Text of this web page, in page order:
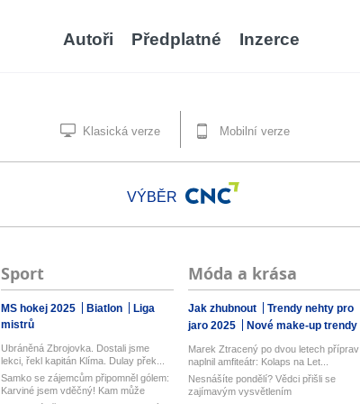
Autoři Předplatné Inzerce
Klasická verze Mobilní verze
VÝBĚR
Sport
MS hokej 2025 Biatlon
Liga
mistrů
Ubráněná Zbrojovka. Dostali jsme
lekci, řekl kapitán Klíma. Dulay přek...
Samko se zájemcům připomněl gólem:
Karviné jsem vděčný! Kam může
Móda a krása
Jak zhubnout
Trendy nehty pro
jaro 2025
Nové make-up trendy
Marek Ztracený po dvou letech příprav
naplnil amfiteátr: Kolaps na Let...
Nesnášíte pondělí? Vědci přišli se
zajímavým vysvětlením